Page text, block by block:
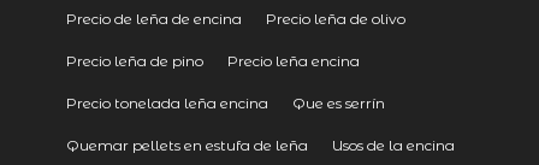
Precio de leña de encina Precio leña de olivo
Precio leña de pino Precio leña encina
Precio tonelada leña encina Que es serrín
Quemar pellets en estufa de leña Usos de la encina